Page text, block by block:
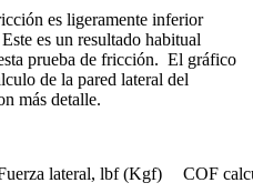
es ligeramente inferior
es un resultado habitual
prueba de fricción. El gráfico
de la pared lateral del
más detalle.
lateral, lbf(Kgf)
COF